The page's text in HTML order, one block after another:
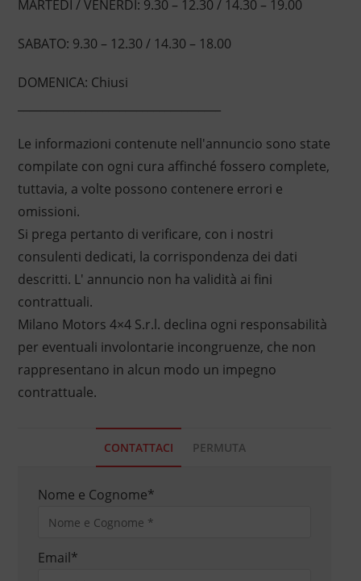
MARTEDI / VENERDI: 9.30 – 12.30 / 14.30 – 19.00
SABATO: 9.30 – 12.30 / 14.30 – 18.00
DOMENICA: Chiusi
Le informazioni contenute nell'annuncio sono state
compilate con ogni cura affinché fossero complete,
tuttavia, a volte possono contenere errori e
omissioni.
Si prega pertanto di verificare, con i nostri
consulenti dedicati, la corrispondenza dei dati
descritti. L' annuncio non ha validità ai fini
contrattuali.
Milano Motors 4×4 S.r.l. declina ogni responsabilità
per eventuali involontarie incongruenze, che non
rappresentano in alcun modo un impegno
contrattuale.
CONTATTACI PERMUTA
Nome e Cognome*
Email*